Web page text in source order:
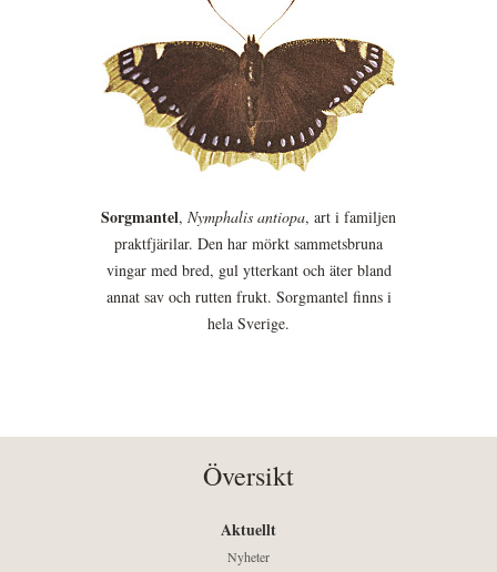
Sorgmantel, Nymphalis antiopa, art i familjen
praktfjärilar. Den har mörkt sammetsbruna
vingar med bred, gul ytterkant och äter bland
annat sav och rutten frukt. Sorgmantel finns i
hela Sverige.
Översikt
Aktuellt
Nyheter